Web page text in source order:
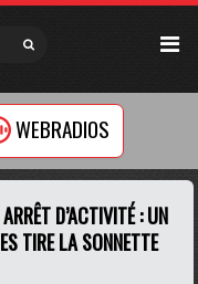
WEBRADIOS
D’ACTIVITÉ : UN
TIRE LA SONNETTE